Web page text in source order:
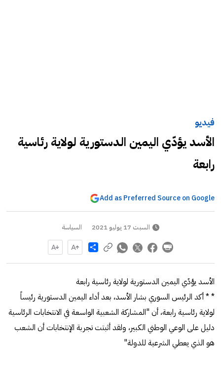
فيديو
الأسد يؤدّي اليمين الدستورية لولاية رئاسية
رابعة
Add as Preferred Source on Google
السبت 17 يوليو 2021 السياسة
Share
الأسد يؤدّي اليمين الدستورية لولاية رئاسية رابعة
* * أكد الرئيس السوري بشار الأسد، بعد أداء اليمين الدستورية رئيساً
لولاية رئاسية رابعة، أن "المشاركة الشعبية الواسعة في الانتخابات الرئاسية
دليل على الوعي الوطني الكبير، ولقد أثبتت تجربة الإنتخابات أن الشعب
هو الذي يعطي الشرعية للدولة"